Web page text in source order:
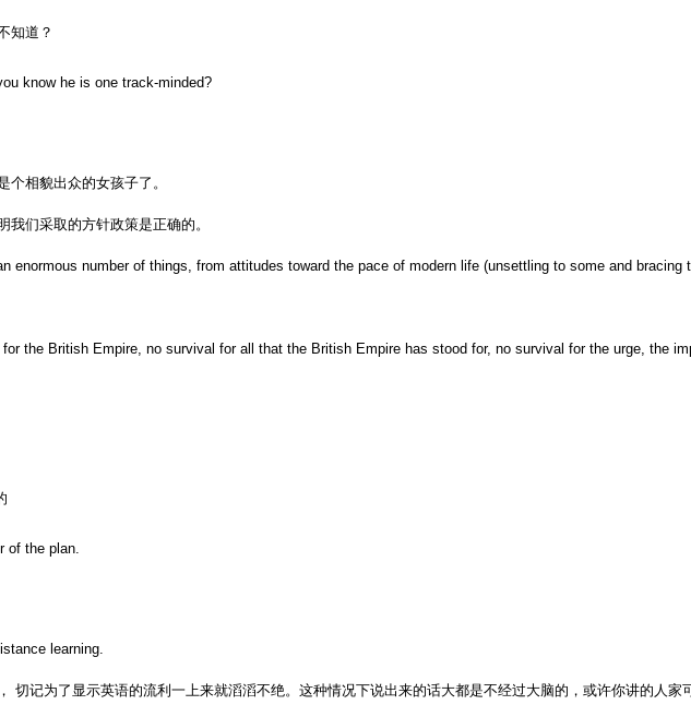
知道？
know he is one track-minded?
个相貌出众的女孩子了。
我们采取的方针政策是正确的。
enormous number of things, from attitudes toward the pace of modern life (unsettling to some and bracing
the British Empire, no survival for all that the British Empire has stood for, no survival for the urge, the
of the plan.
learning.
切记为了显示英语的流利一上来就滔滔不绝。这种情况下说出来的话大都是不经过大脑的，或许你讲的人